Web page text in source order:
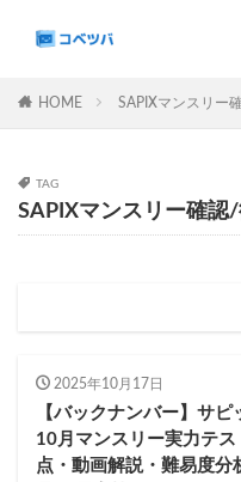
HOME SAPIXマンスリー
TAG
SAPIXマンスリー確認
2025年10月17日
【バックナンバー】サピ
10月マンスリー実力テス
点・動画解説・難易度分
カテゴリー
早稲田アカデミー
6年生 5年生
解体新書 保存版 学